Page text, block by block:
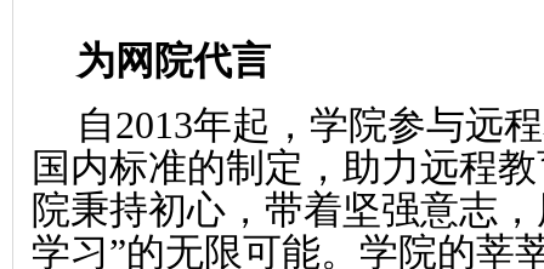
为网院代言
自2013年起，学院参与远
国内标准的制定，助力远程
院秉持初心，带着坚强意志
学习”的无限可能。学院的莘